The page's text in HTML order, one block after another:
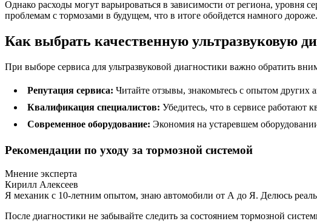
Однако расходы могут варьироваться в зависимости от региона,
проблемам с тормозами в будущем, что в итоге обойдется намного дороже.
Как выбрать качественную ультразвуковую
При выборе сервиса для ультразвуковой диагностики важно обратить
Репутация сервиса: Читайте отзывы, знакомьтесь с опытом других
Квалификация специалистов: Убедитесь, что в сервисе работают
Современное оборудование: Экономия на устаревшем
Рекомендации по уходу за тормозной системой
Мнение эксперта
Кирилл Алексеев
Я механик с 10-летним опытом, знаю автомобили от А до Я. Делюсь
После диагностики не забывайте следить за состоянием тормозной